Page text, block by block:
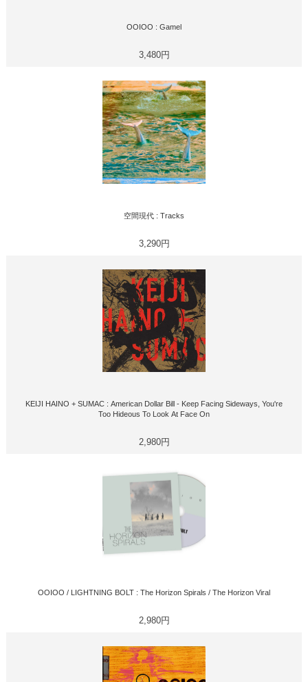
OOIOO : Gamel
3,480円
空間現代 : Tracks
3,290円
KEIJI HAINO + SUMAC : American Dollar Bill - Keep Facing Sideways, You're
Too Hideous To Look At Face On
2,980円
OOIOO / LIGHTNING BOLT : The Horizon Spirals / The Horizon Viral
2,980円